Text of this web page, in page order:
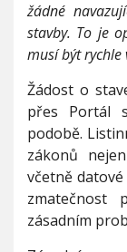
žádné
stavby. To je
musí být rychle
Žádost o
přes Portál
podobě.
zákonů
včetně
zmatečnost
zásadním